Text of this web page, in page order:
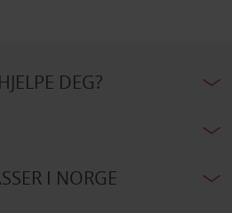
DEG?
I NORGE